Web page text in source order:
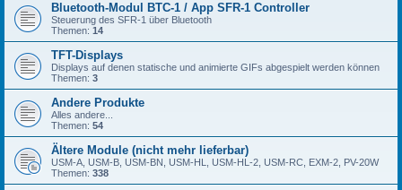
Bluetooth-Modul BTC-1 / App SFR-1 Controller
Steuerung des SFR-1 über Bluetooth
Themen: 14
TFT-Displays
Displays auf denen statische und animierte GIFs abgespielt werden können
Themen: 3
Andere Produkte
Alles andere...
Themen: 54
Ältere Module (nicht mehr lieferbar)
USM-A, USM-B, USM-BN, USM-HL, USM-HL-2, USM-RC, EXM-2, PV-20W
Themen: 338